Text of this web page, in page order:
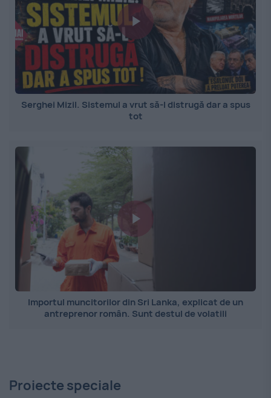
Serghei Mizil. Sistemul a vrut să-l distrugă dar a spus
tot
Importul muncitorilor din Sri Lanka, explicat de un
antreprenor român. Sunt destul de volatili
Proiecte speciale